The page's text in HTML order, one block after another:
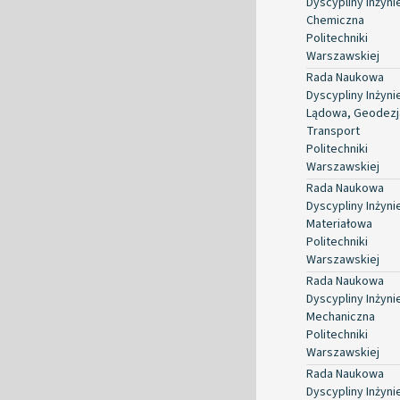
Chemiczna
Politechniki
Warszawskiej
Rada Naukowa
Dyscypliny
Lądowa,
Transport
Politechniki
Warszawskiej
Rada Naukowa
Dyscypliny
Materiałowa
Politechniki
Warszawskiej
Rada Naukowa
Dyscypliny
Mechaniczna
Politechniki
Warszawskiej
Rada Naukowa
Dyscypliny